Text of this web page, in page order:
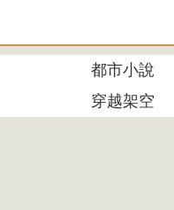
都市小說
穿越架空